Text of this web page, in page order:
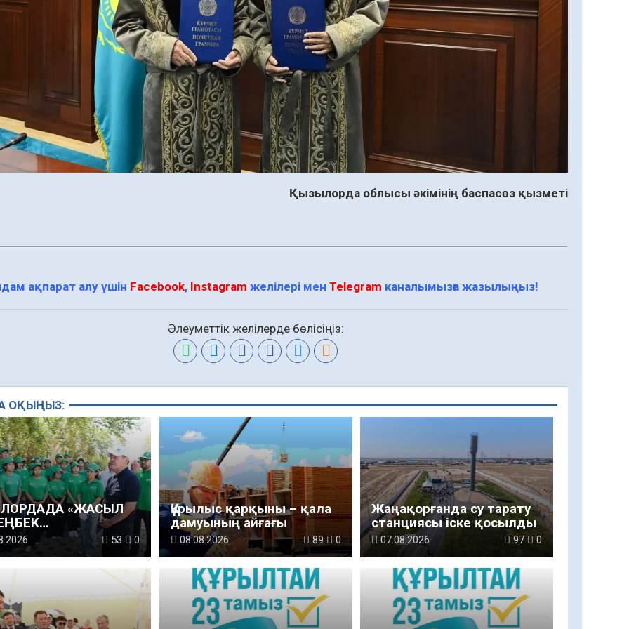
Қызылорда облысы әкімінің баспасөз қызметі
ақпарат алу үшін Facebook, Instagram желілері менTelegram каналымызға жазылыңыз!
Әлеуметтік желілерде бөлісіңіз:
ОҚЫҢЫЗ:
«ЖАСЫЛ
СЕНБІЛІК
53 0
Құрылыс қарқыны – қала
дамуының айғағы
08.08.2026 89 0
Жаңақорғанда су тарату
станциясы іске қосылды
07.08.2026 97 0